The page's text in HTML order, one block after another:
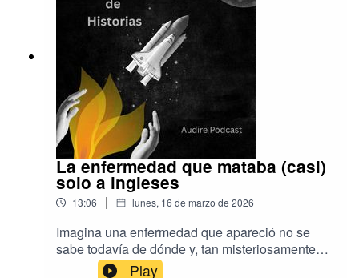
La enfermedad que mataba (casi)
solo a ingleses
13:06 | lunes, 16 de marzo de 2026
Imagina una enfermedad que apareció no se
sabe todavía de dónde y, tan misteriosamente
como vino, desapareció para siempre poco más
Play